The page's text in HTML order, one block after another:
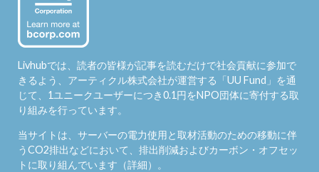
Livhubでは、読者の皆様が記事を読むだけで社会貢献に参加で
きるよう、アーティクル株式会社が運営する「UU Fund 」を通
じて、1ユニークユーザーにつき0.1円をNPO団体に寄付する取
り組みを行っています。
当サイトは、サーバーの電力使用と取材活動のための移動に伴
うCO2排出などにおいて、排出削減およびカーボン・オフセッ
トに取り組んでいます（詳細）。